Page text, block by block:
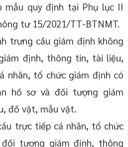
quy định tại Phụ lục II
tư 15/2021/TT-BTNMT.
trưng cầu giám định không
định, thông tin, tài liệu,
nhân, tổ chức giám định có
hồ sơ và đối tượng giám
đồ vật, mẫu vật.
trực tiếp cá nhân, tổ chức
tượng giám định, thông